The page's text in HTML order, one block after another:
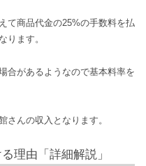
て商品代金の25%の手数料を払
ります。
合があるようなので基本料率を
さんの収入となります。
理由「詳細解説」